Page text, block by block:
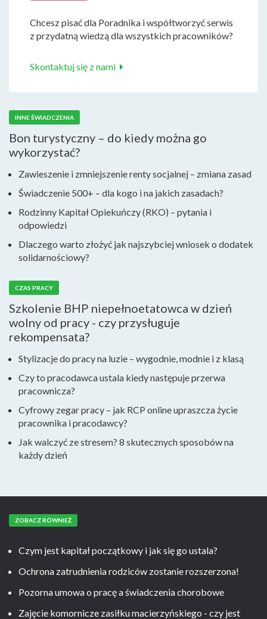
Chcesz pisać dla Poradnika i współtworzyć serwis
z przydatną wiedzą dla wszystkich pracowników?
Skontaktuj się z nami
INNE ŚWIADCZENIA
Bon turystyczny – do kiedy można go
wykorzystać?
Zawieszenie i zmniejszenie renty socjalnej – zmiana zasad
Świadczenie 500+ – dla kogo i na jakich zasadach?
Rodzinny Kapitał Opiekuńczy (RKO) – pytania i
odpowiedzi
Dlaczego warto złożyć jak najszybciej wniosek o dodatek
solidarnościowy?
CZAS PRACY
Szkolenie BHP niepełnoetatowca w dzień
wolny od pracy - czy przysługuje
rekompensata?
Stylizacje do pracy na luzie – wygodnie, modnie i z klasą
Czy to pracodawca ustala kiedy następuje przerwa
pracownicza?
Cyfrowy zegar pracy – jak RCP online upraszcza życie
pracownika i pracodawcy?
Jak walczyć ze stresem? 8 skutecznych sposobów na
każdy dzień
ZOBACZ RÓWNIEŻ
Czym jest kapitał początkowy i jak się go ustala?
Ochrona zatrudnienia rodziców zostanie rozszerzona!
Pozorna umowa o pracę a świadczenia chorobowe
Zajęcie komornicze zasiłku macierzyńskiego - czy jest